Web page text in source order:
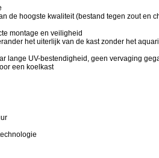
de hoogste kwaliteit (bestand tegen zout en
montage en veiligheid
het uiterlijk van de kast zonder het
lange UV-bestendigheid, geen vervaging
een koelkast